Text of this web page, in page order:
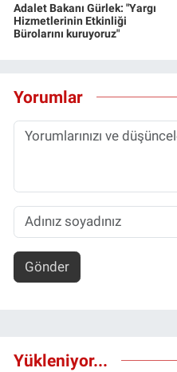
Adalet Bakanı Gürlek: "Yargı
Hizmetlerinin Etkinliği
Bürolarını kuruyoruz"
Yorumlar
Gönder
Yükleniyor...